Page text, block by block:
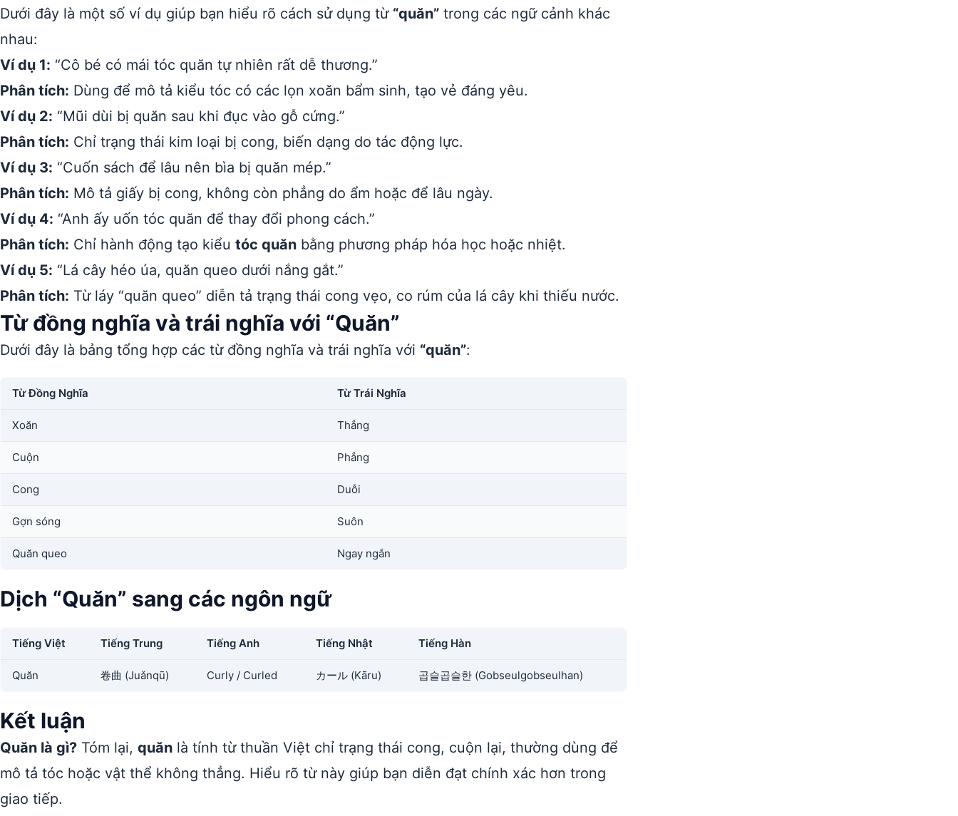
Dưới đây là một số ví dụ giúp bạn hiểu rõ cách sử dụng từ “quăn” trong các ngữ cảnh khác
nhau:
Ví dụ 1: “Cô bé có mái tóc quăn tự nhiên rất dễ thương.”
Phân tích: Dùng để mô tả kiểu tóc có các lọn xoăn bẩm sinh, tạo vẻ đáng yêu.
Ví dụ 2: “Mũi dùi bị quăn sau khi đục vào gỗ cứng.”
Phân tích: Chỉ trạng thái kim loại bị cong, biến dạng do tác động lực.
Ví dụ 3: “Cuốn sách để lâu nên bìa bị quăn mép.”
Phân tích: Mô tả giấy bị cong, không còn phẳng do ẩm hoặc để lâu ngày.
Ví dụ 4: “Anh ấy uốn tóc quăn để thay đổi phong cách.”
Phân tích: Chỉ hành động tạo kiểu tóc quăn bằng phương pháp hóa học hoặc nhiệt.
Ví dụ 5: “Lá cây héo úa, quăn queo dưới nắng gắt.”
Phân tích: Từ láy “quăn queo” diễn tả trạng thái cong vẹo, co rúm của lá cây khi thiếu nước.
Từ đồng nghĩa và trái nghĩa với “Quăn”
Dưới đây là bảng tổng hợp các từ đồng nghĩa và trái nghĩa với “quăn”:
Từ Đồng Nghĩa Từ Trái Nghĩa
Xoăn Thẳng
Cuộn Phẳng
Cong Duỗi
Gợn sóng Suôn
Quăn queo Ngay ngắn
Dịch “Quăn” sang các ngôn ngữ
Tiếng Việt Tiếng Trung Tiếng Anh Tiếng Nhật Tiếng Hàn
Quăn 卷曲 (Juǎnqū) Curly / Curled カール (Kāru) 곱슬곱슬한 (Gobseulgobseulhan)
Kết luận
Quăn là gì? Tóm lại, quăn là tính từ thuần Việt chỉ trạng thái cong, cuộn lại, thường dùng để
mô tả tóc hoặc vật thể không thẳng. Hiểu rõ từ này giúp bạn diễn đạt chính xác hơn trong
giao tiếp.